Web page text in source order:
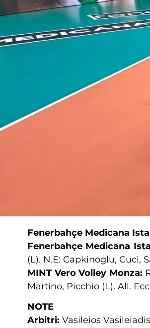
Fenerbahçe Medicana
Fenerbahçe Medicana
(L). N.E: Capkinoglu, Cuci,
MINT Vero Volley Monza:
Martino, Picchio (L). All.
NOTE
Arbitri: Vasileios